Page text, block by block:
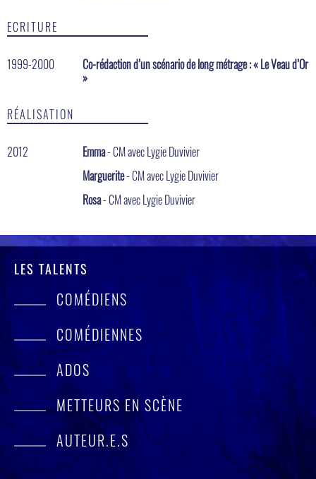
ECRITURE
1999-2000 Co-rédaction d’un scénario de long métrage : « Le Veau d’Or
»
RÉALISATION
2012 Emma- CM avec Lygie Duvivier
Marguerite- CM avec Lygie Duvivier
Rosa- CM avec Lygie Duvivier
LES TALENTS
COMÉDIENS
COMÉDIENNES
ADOS
METTEURS EN SCÈNE
AUTEUR.E.S